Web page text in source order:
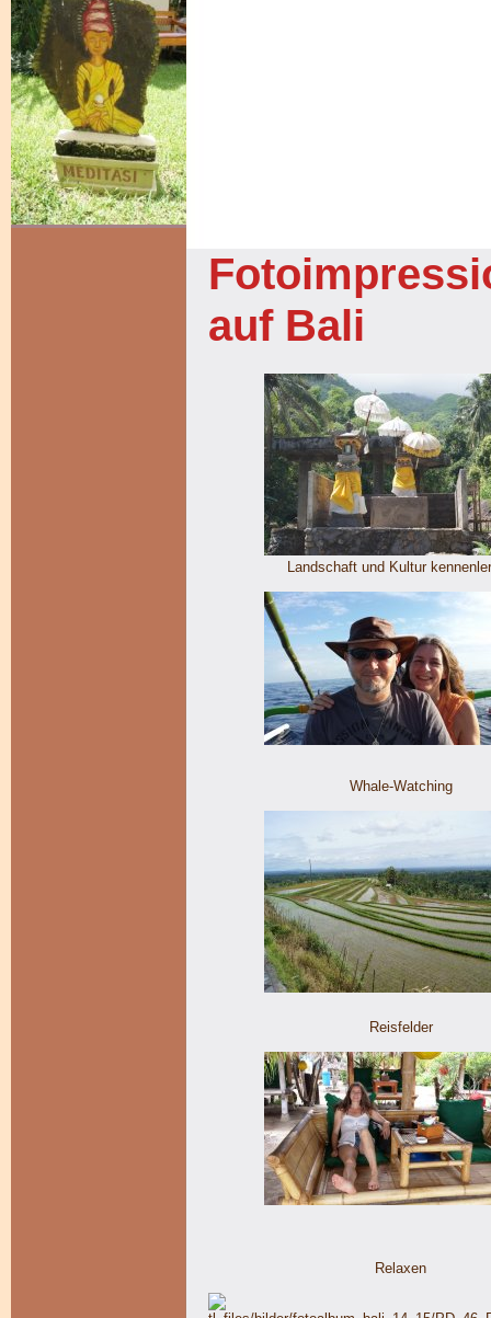
auf Bali
Landschaft und Kultur
Whale-Watching
Reisfelder
Relaxen